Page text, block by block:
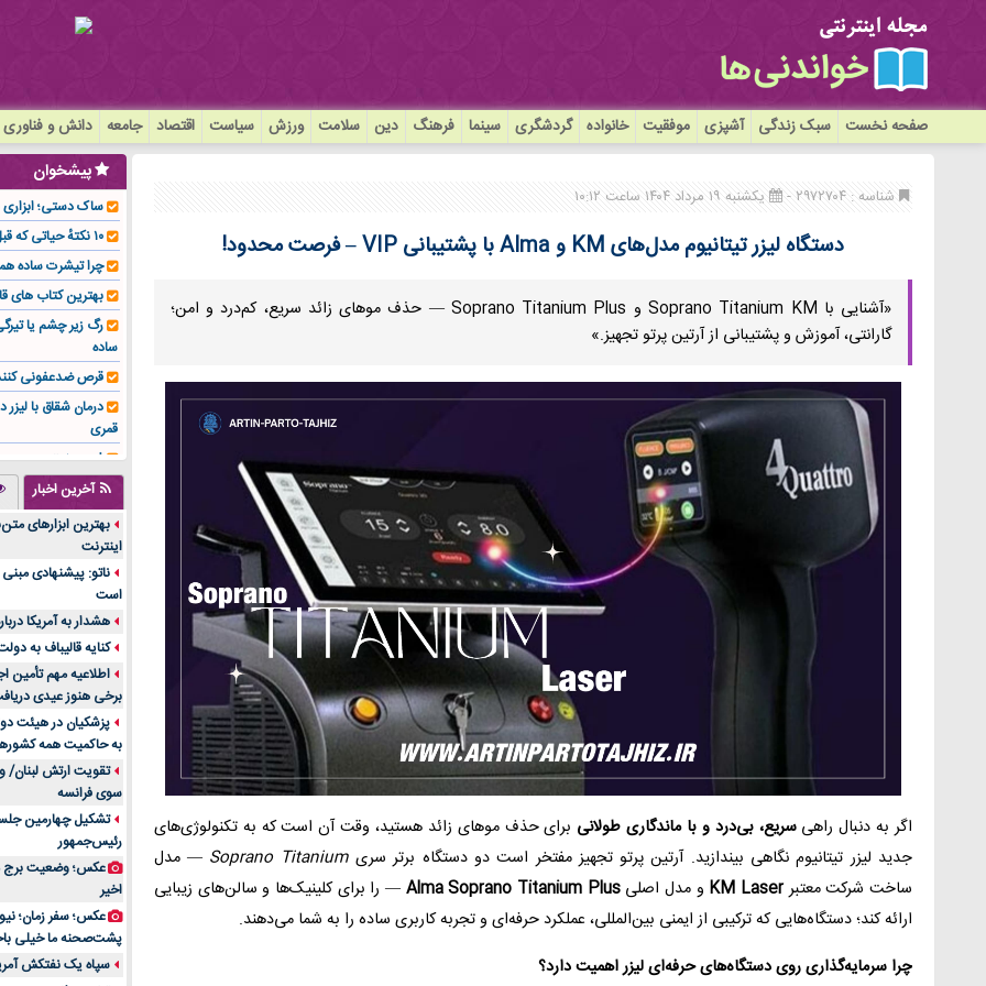
صفحه نخست سبک زندگی آشپزی موفقیت خانواده گردشگری سینما فرهنگ دین سلامت ورزش سیاست اقتصاد جامعه دانش و فناوری
شناسه : ۲۹۷۲۷۰۴ - یکشنبه ۱۹ مرداد ۱۴۰۴ ساعت ۱۰:۱۲
دستگاه لیزر تیتانیوم مدل‌های KM و Alma با پشتیبانی VIP – فرصت محدود!
«آشنایی با Soprano Titanium KM و Soprano Titanium Plus — حذف موهای زائد سریع، کم‌درد و امن؛
گارانتی، آموزش و پشتیبانی از آرتین پرتو تجهیز.»
اگر به دنبال راهیسریع، بی‌درد و با ماندگاری طولانی برای حذف موهای زائد هستید، وقت آن است که به تکنولوژی‌های
جدید لیزر تیتانیوم نگاهی بیندازید. آرتین پرتو تجهیز مفتخر است دو دستگاه برتر سریSoprano Titanium — مدل
ساخت شرکت معتبرKM Laser و مدل اصلیAlma Soprano Titanium Plus — را برای کلینیک‌ها و سالن‌های زیبایی
ارائه کند؛ دستگاه‌هایی که ترکیبی از ایمنی بین‌المللی، عملکرد حرفه‌ای و تجربه کاربری ساده را به شما می‌دهند.
چرا سرمایه‌گذاری روی دستگاه‌های حرفه‌ای لیزر اهمیت دارد؟
پیشخوان
ساک دستی؛ ابزاری
۱۰ نکتهٔ حیاتی که قبل از کاشت ایمپلنت باید بدانید!
چرا تیشرت ساده
بهترین کتاب های
رگ زیر چشم یا
ساده
قرص ضدعفونی
درمان شقاق با لیزر
قمری
فوم صنعتی چیست و
تولیدکننده تهیه کرد؟
جنس هر کدام از
متریال برای شما
تولید لیوان
بازار ایران
درد زانو بعد از
انتخاب باشد
آینده موسیقی
بهترین راه
است؟
مقایسه قالب
خرید سمعک
تصمیم‌گیری
خرید و فروش
ایرانیان
اهمیت انتخاب
پرونده‌های حساس و
۷ تاثیرات کامپیوتر در حوزه علوم زندگی و کاربردی
لیفتراک صفر؛
آخرین اخبار
بهترین ابزارهای
اینترنت
ناتو: پیشنهادی
است
هشدار به آمریکا
کنایه قالیباف به
اطلاعیه مهم تأمین
برخی هنوز عیدی
پزشکیان در هیئت
به حاکمیت همه
تقویت ارتش لبنان/
سوی فرانسه
تشکیل چهارمین
رئیس‌جمهور
عکس؛ وضعیت برج
اخیر
پشت‌صحنه ما خیلی
سپاه یک نفتکش